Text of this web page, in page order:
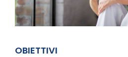
OBIETTIVI